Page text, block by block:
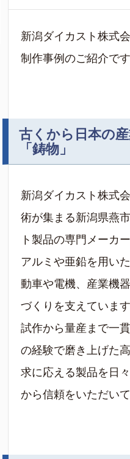
新潟ダイカスト株式
制作事例のご紹介です
古くから日本の
「鋳物」
新潟ダイカスト株式
術が集まる新潟県燕
ト製品の専門メーカー
アルミや亜鉛を用い
動車や電機、産業機
づくりを支えています
試作から量産まで一
の経験で磨き上げた
求に応える製品を日
から信頼をいただい